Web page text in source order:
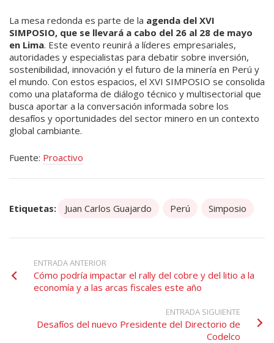
La mesa redonda es parte de la agenda del XVI
SIMPOSIO, que se llevará a cabo del 26 al 28 de mayo
en Lima. Este evento reunirá a líderes empresariales,
autoridades y especialistas para debatir sobre inversión,
sostenibilidad, innovación y el futuro de la minería en Perú y
el mundo. Con estos espacios, el XVI SIMPOSIO se consolida
como una plataforma de diálogo técnico y multisectorial que
busca aportar a la conversación informada sobre los
desafíos y oportunidades del sector minero en un contexto
global cambiante.
Fuente: Proactivo
Etiquetas: Juan Carlos Guajardo Perú Simposio
ENTRADA ANTERIOR
Cómo podría impactar el rally del cobre y del litio a la
economía y a las arcas fiscales este año
ENTRADA SIGUIENTE
Desafíos del nuevo Presidente del Directorio de
Codelco